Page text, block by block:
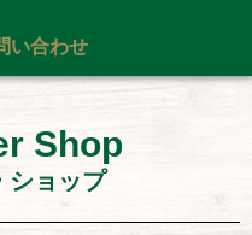
い合わせ
Shop
ショップ